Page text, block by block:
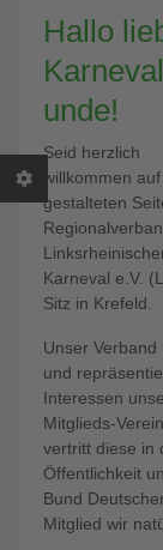
Hallo
unde!
Seid herzlich
willkommen
gestalteten
Karneval e.V.
Sitz in Krefeld.
Unser Verband
und
Interessen
Mitglieds-
vertritt diese in
Öffentlichkeit
Bund
Mitglied wir